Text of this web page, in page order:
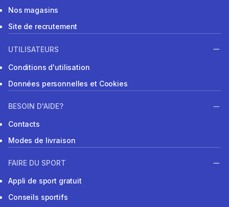
Nos magasins
Site de recrutement
UTILISATEURS
Conditions d'utilisation
Données personnelles et Cookies
BESOIN D'AIDE?
Contacts
Modes de livraison
FAIRE DU SPORT
Appli de sport gratuit
Conseils sportifs